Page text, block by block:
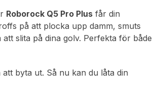
Roborock Q5 Pro Plus får din
på att plocka upp damm, smuts
slita på dina golv. Perfekta för både
byta ut. Så nu kan du låta din